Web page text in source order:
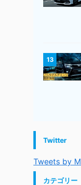
13
Twitter
Tweets by
カテゴリー